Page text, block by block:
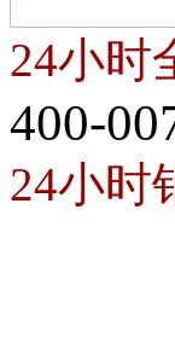
24小时
400-
24小时
├销
├销